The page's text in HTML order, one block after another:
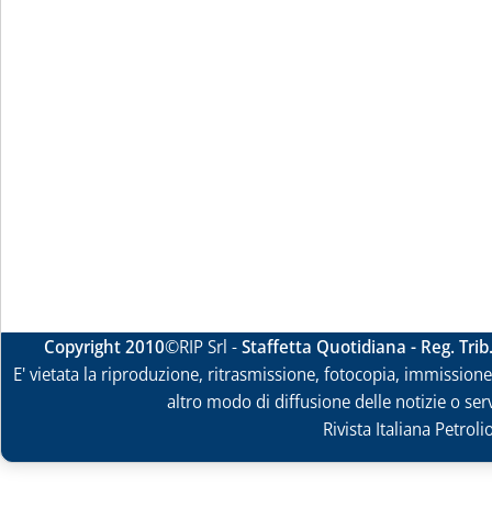
Copyright 2010©RIP Srl -Staffetta Quotidiana - Reg.
E' vietata la riproduzione, ritrasmissione, fotocopia,
altro modo di diffusione delle notizie o
Rivista Italiana